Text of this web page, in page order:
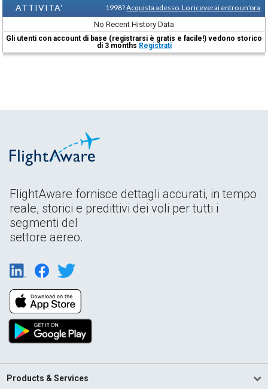
ATTIVITA'
1998?Acquista adesso. Lo riceverai entro un'ora
No Recent History Data
Gli utenti con account di base (registrarsi è gratis e facile!) vedono storico
di 3 months Registrati
FlightAware fornisce dettagli accurati, in tempo
reale, storici e predittivi dei voli per tutti i
segmenti del
settore aereo.
Products & Services